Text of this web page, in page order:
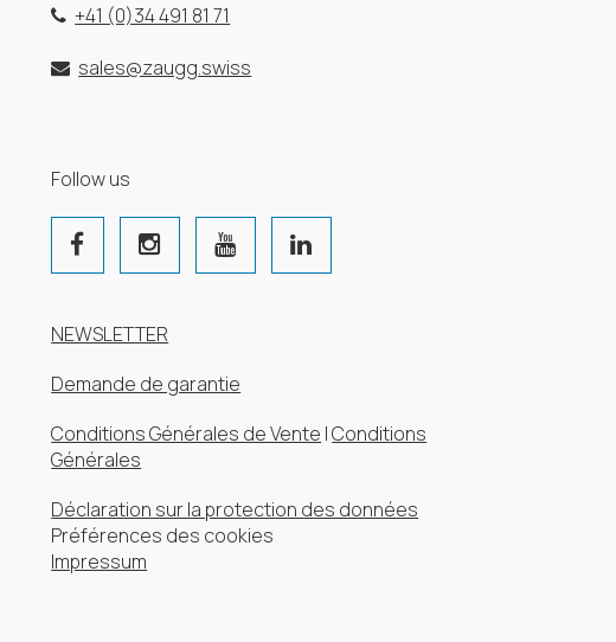
+41 (0)34 491 81 71
sales@zaugg.swiss
Follow us
NEWSLETTER
Demande de garantie
Conditions Générales de Vente |Conditions
Générales
Déclaration sur la protection des données
Préférences des cookies
Impressum